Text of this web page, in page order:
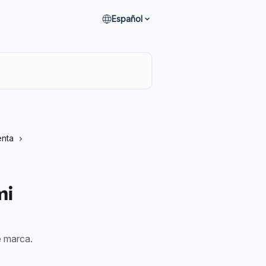
Español
marca.